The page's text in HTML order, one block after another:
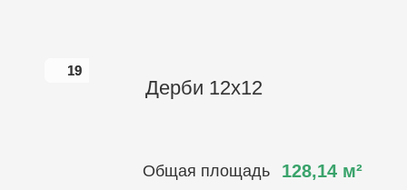
19
19
Дерби 12х12
Общая площадь 128,14 м²